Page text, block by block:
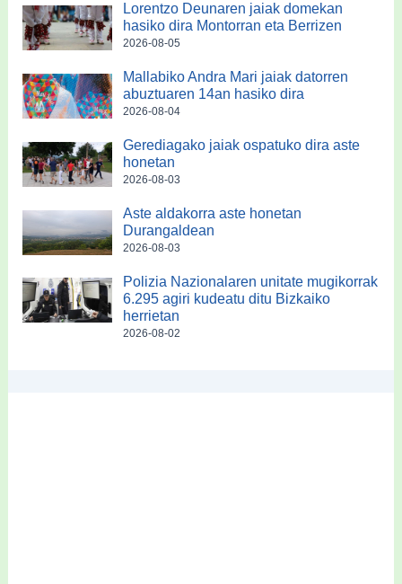
Lorentzo Deunaren jaiak domekan
hasiko dira Montorran eta Berrizen
2026-08-05
Mallabiko Andra Mari jaiak datorren
abuztuaren 14an hasiko dira
2026-08-04
Gerediagako jaiak ospatuko dira aste
honetan
2026-08-03
Aste aldakorra aste honetan
Durangaldean
2026-08-03
Polizia Nazionalaren unitate mugikorrak
6.295 agiri kudeatu ditu Bizkaiko
herrietan
2026-08-02